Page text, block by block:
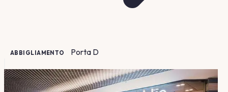
ABBIGLIAMENTO Porta D